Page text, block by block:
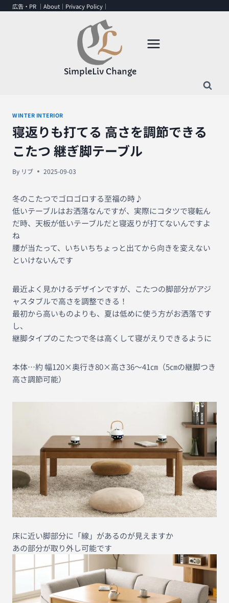
広告・PR ｜ About ｜ Privacy Policy ｜
SimpleLiv Change
WINTER INTERIOR
寝返りも打てる 高さを調節できる
こたつ 継ぎ脚テーブル
By リブ 2025-09-03
冬のこたつでゴロゴロする至福の時♪
低いテーブルはお洒落なんですが、実際にコタツで寝転ん
だ時、天板が低いテーブルだと寝返りが打てないんですよ
ね
腰が当たって、いちいちちょっと出てから向きを変えない
といけないんです
最近よく見かけるデザインですが、こたつの脚部分がアジ
ャスタブルで高さを調整できる！
最初から高いものよりも、夏は低めに使う方がお洒落です
し、
継脚タイプのこたつで冬は高くして寝がえりできるように
本体…約 幅120×奥行き80×高さ36〜41㎝（5㎝の継脚つき
高さ調節可能）
床に近い脚部分に「線」があるのが見えますか
あの部分が取り外し可能です